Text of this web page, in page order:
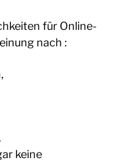
für Online-
nach :
keine